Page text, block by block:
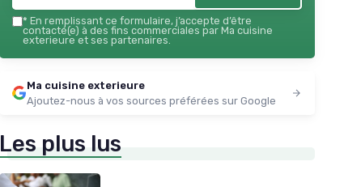
* En remplissant ce formulaire, j’accepte d’être
contacté(e) à des fins commerciales par Ma cuisine
exterieure et ses partenaires.
Ma cuisine exterieure
Ajoutez-nous à vos sources préférées sur Google
Les plus lus